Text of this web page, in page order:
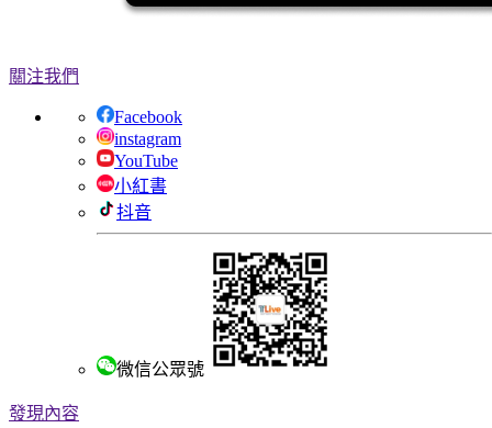
關注我們
Facebook
instagram
YouTube
小紅書
抖音
微信公眾號
發現內容